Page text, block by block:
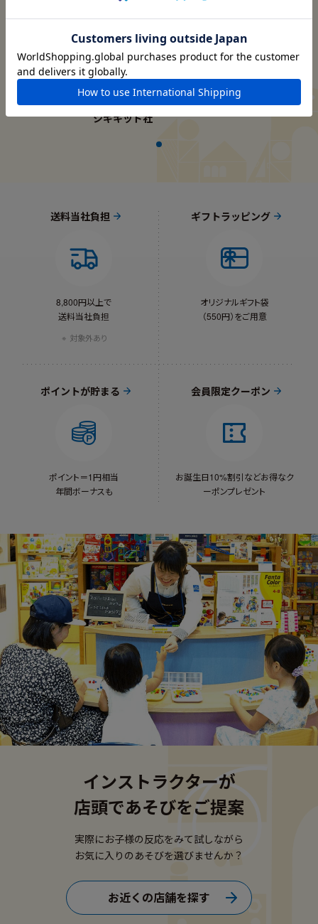
赤ちゃんが生まれたらそろえたいあ
そび道具
シギキッド社
送料当社負担
8,800円以上で
送料当社負担
対象外あり
ギフトラッピング
オリジナルギフト袋
（550円）をご用意
ポイントが貯まる
ポイント＝1円相当
年間ボーナスも
会員限定クーポン
お誕生日10%割引などお得なク
ーポンプレゼント
インストラクターが
店頭であそびをご提案
実際にお子様の反応をみて試しながら
お気に入りのあそびを選びませんか？
お近くの店舗を探す